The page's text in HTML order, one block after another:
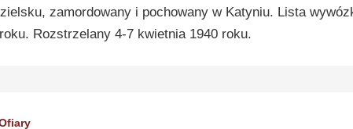
zamordowany i pochowany w Katyniu. Lista
Rozstrzelany 4-7 kwietnia 1940 roku.